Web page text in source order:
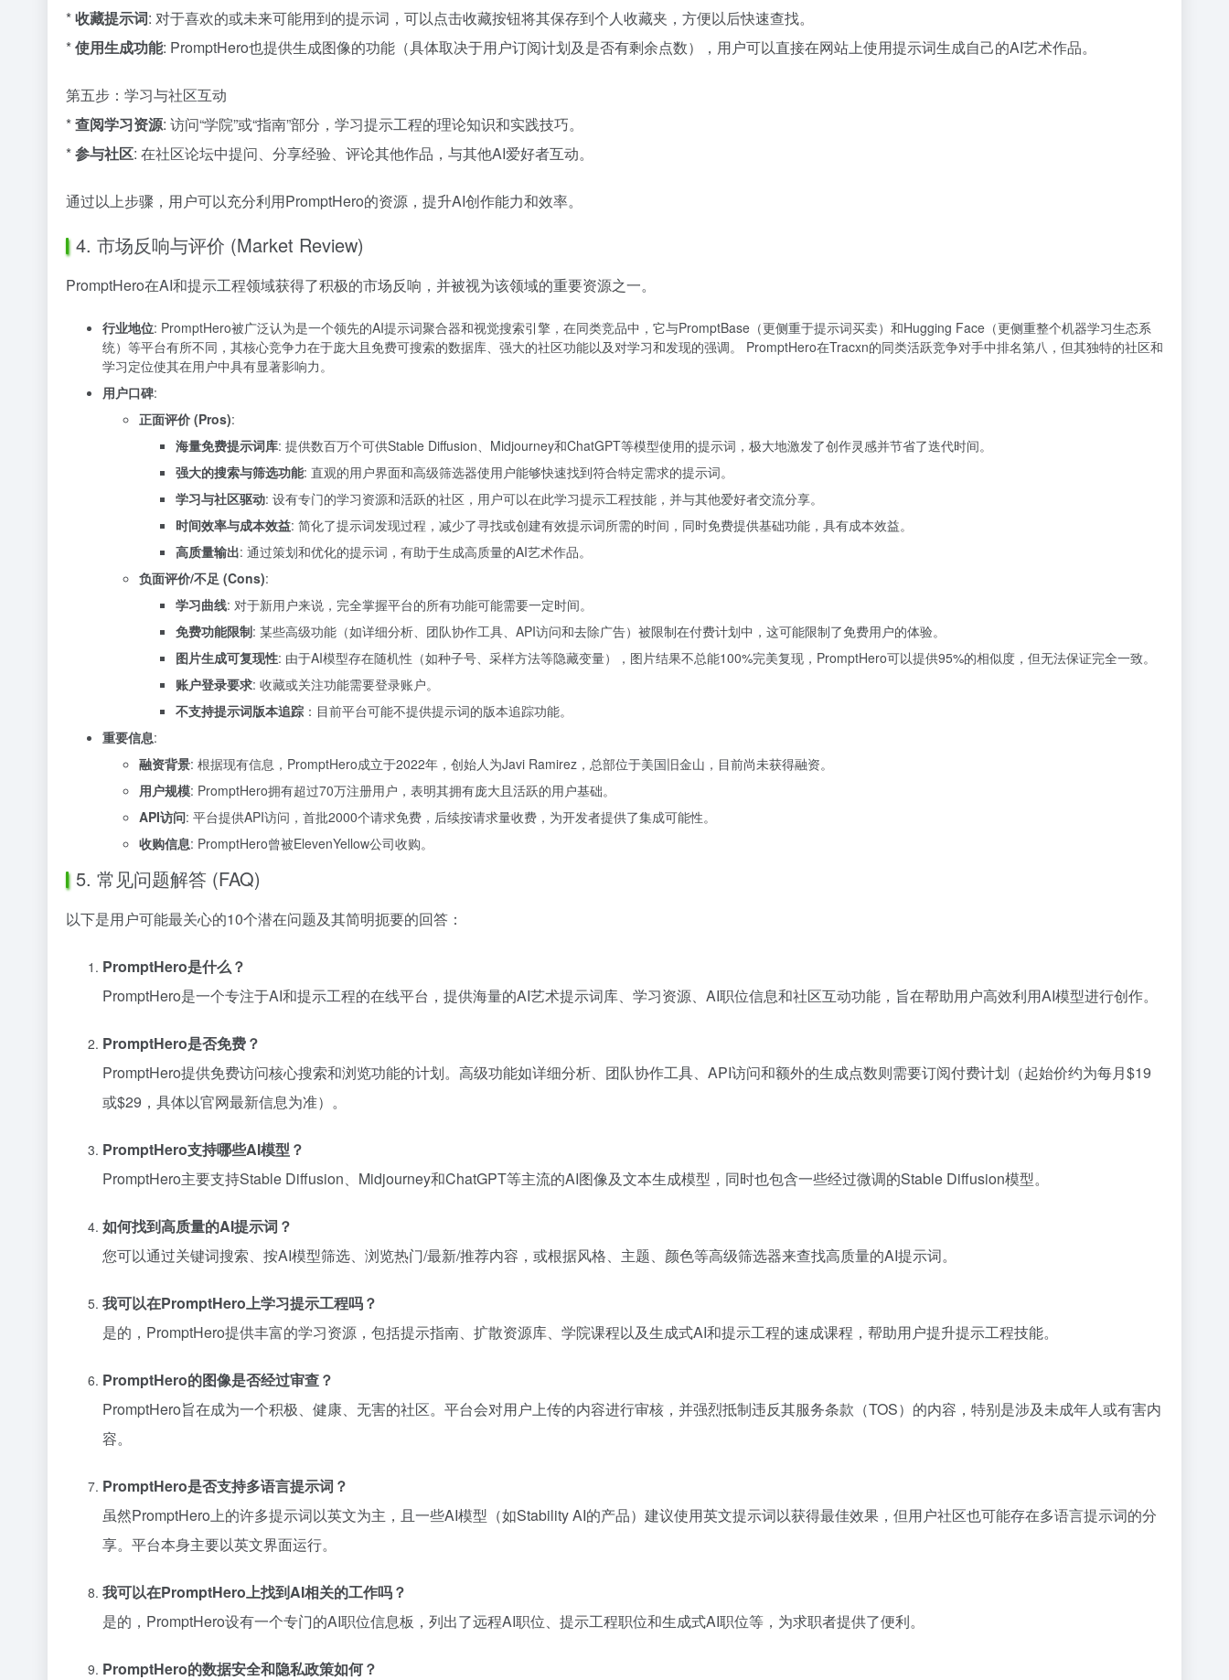
*收藏提示词: 对于喜欢的或未来可能用到的提示词，可以点击收藏按钮将其保存到个人收藏夹，方便以后快速查找。
*使用生成功能: PromptHero也提供生成图像的功能（具体取决于用户订阅计划及是否有剩余点数），用户可以直接在网站上使用提示词生成自己的AI艺术作品。
第五步：学习与社区互动
*查阅学习资源: 访问“学院”或“指南”部分，学习提示工程的理论知识和实践技巧。
*参与社区: 在社区论坛中提问、分享经验、评论其他作品，与其他AI爱好者互动。
通过以上步骤，用户可以充分利用PromptHero的资源，提升AI创作能力和效率。
4. 市场反响与评价 (Market Review)
PromptHero在AI和提示工程领域获得了积极的市场反响，并被视为该领域的重要资源之一。
行业地位: PromptHero被广泛认为是一个领先的AI提示词聚合器和视觉搜索引擎，在同类竞品中，它与PromptBase（更侧重于提示词买卖）和Hugging Face（更侧重整个机器学习生态系
统）等平台有所不同，其核心竞争力在于庞大且免费可搜索的数据库、强大的社区功能以及对学习和发现的强调。 PromptHero在Tracxn的同类活跃竞争对手中排名第八，但其独特的社区和
学习定位使其在用户中具有显著影响力。
用户口碑:
正面评价 (Pros):
海量免费提示词库: 提供数百万个可供Stable Diffusion、Midjourney和ChatGPT等模型使用的提示词，极大地激发了创作灵感并节省了迭代时间。
强大的搜索与筛选功能: 直观的用户界面和高级筛选器使用户能够快速找到符合特定需求的提示词。
学习与社区驱动: 设有专门的学习资源和活跃的社区，用户可以在此学习提示工程技能，并与其他爱好者交流分享。
时间效率与成本效益: 简化了提示词发现过程，减少了寻找或创建有效提示词所需的时间，同时免费提供基础功能，具有成本效益。
高质量输出: 通过策划和优化的提示词，有助于生成高质量的AI艺术作品。
负面评价/不足 (Cons):
学习曲线: 对于新用户来说，完全掌握平台的所有功能可能需要一定时间。
免费功能限制: 某些高级功能（如详细分析、团队协作工具、API访问和去除广告）被限制在付费计划中，这可能限制了免费用户的体验。
图片生成可复现性: 由于AI模型存在随机性（如种子号、采样方法等隐藏变量），图片结果不总能100%完美复现，PromptHero可以提供95%的相似度，但无法保证完全一致。
账户登录要求: 收藏或关注功能需要登录账户。
不支持提示词版本追踪 ：目前平台可能不提供提示词的版本追踪功能。
重要信息:
融资背景: 根据现有信息，PromptHero成立于2022年，创始人为Javi Ramirez，总部位于美国旧金山，目前尚未获得融资。
用户规模: PromptHero拥有超过70万注册用户，表明其拥有庞大且活跃的用户基础。
API访问: 平台提供API访问，首批2000个请求免费，后续按请求量收费，为开发者提供了集成可能性。
收购信息: PromptHero曾被ElevenYellow公司收购。
5. 常见问题解答 (FAQ)
以下是用户可能最关心的10个潜在问题及其简明扼要的回答：
PromptHero是什么？
PromptHero是一个专注于AI和提示工程的在线平台，提供海量的AI艺术提示词库、学习资源、AI职位信息和社区互动功能，旨在帮助用户高效利用AI模型进行创作。
PromptHero是否免费？
PromptHero提供免费访问核心搜索和浏览功能的计划。高级功能如详细分析、团队协作工具、API访问和额外的生成点数则需要订阅付费计划（起始价约为每月$19
或$29，具体以官网最新信息为准）。
PromptHero支持哪些AI模型？
PromptHero主要支持Stable Diffusion、Midjourney和ChatGPT等主流的AI图像及文本生成模型，同时也包含一些经过微调的Stable Diffusion模型。
如何找到高质量的AI提示词？
您可以通过关键词搜索、按AI模型筛选、浏览热门/最新/推荐内容，或根据风格、主题、颜色等高级筛选器来查找高质量的AI提示词。
我可以在PromptHero上学习提示工程吗？
是的，PromptHero提供丰富的学习资源，包括提示指南、扩散资源库、学院课程以及生成式AI和提示工程的速成课程，帮助用户提升提示工程技能。
PromptHero的图像是否经过审查？
PromptHero旨在成为一个积极、健康、无害的社区。平台会对用户上传的内容进行审核，并强烈抵制违反其服务条款（TOS）的内容，特别是涉及未成年人或有害内
容。
PromptHero是否支持多语言提示词？
虽然PromptHero上的许多提示词以英文为主，且一些AI模型（如Stability AI的产品）建议使用英文提示词以获得最佳效果，但用户社区也可能存在多语言提示词的分
享。平台本身主要以英文界面运行。
我可以在PromptHero上找到AI相关的工作吗？
是的，PromptHero设有一个专门的AI职位信息板，列出了远程AI职位、提示工程职位和生成式AI职位等，为求职者提供了便利。
PromptHero的数据安全和隐私政策如何？